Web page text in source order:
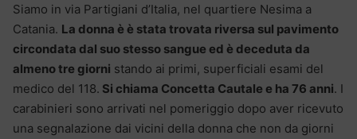
Siamo in via Partigiani d’Italia, nel quartiere Nesima a
Catania. La donna è è stata trovata riversa sul pavimento
circondata dal suo stesso sangue ed è deceduta da
almeno tre giorni stando ai primi, superficiali esami del
medico del 118. Si chiama Concetta Cautale e ha 76 anni. I
carabinieri sono arrivati nel pomeriggio dopo aver ricevuto
una segnalazione dai vicini della donna che non da giorni